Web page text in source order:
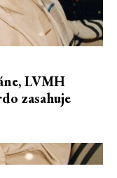
LVMH
zasahuje